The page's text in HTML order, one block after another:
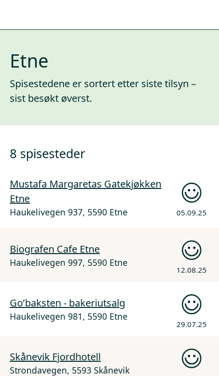
Etne
Spisestedene er sortert etter siste tilsyn –
sist besøkt øverst.
8 spisesteder
Mustafa Margaretas Gatekjøkken
Etne
Haukelivegen 937, 5590 Etne 05.09.25
Biografen Cafe Etne
Haukelivegen 997, 5590 Etne
12.08.25
Go’baksten - bakeriutsalg
Haukelivegen 981, 5590 Etne
29.07.25
Skånevik Fjordhotell
Strondavegen, 5593 Skånevik